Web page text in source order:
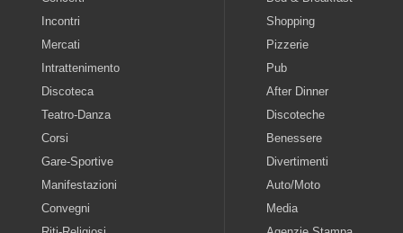
Incontri
Mercati
Intrattenimento
Discoteca
Teatro-Danza
Corsi
Gare-Sportive
Manifestazioni
Convegni
Shopping
Pizzerie
Pub
After Dinner
Discoteche
Benessere
Divertimenti
Auto/Moto
Media